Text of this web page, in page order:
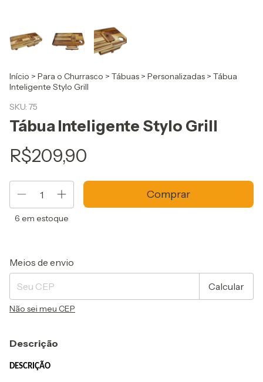
Início > Para o Churrasco > Tábuas > Personalizadas > Tábua
Inteligente Stylo Grill
SKU: 75
Tábua Inteligente Stylo Grill
R$209,90
6 em estoque
Entregas para o CEP:
Meios de envio
Calcular
Não sei meu CEP
Descrição
DESCRIÇÃO